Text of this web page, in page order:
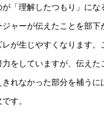
「理解したつもり」にな
ャーが伝えたことを部下
レが生じやすくなります。
力をしていますが、伝えた
れなかった部分を補うに
す。